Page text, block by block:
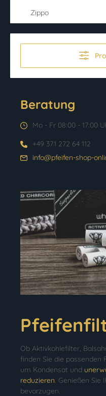
Zippo
Beratung
Mo - Fr 08:00 - 17:00
+49 371 272 64 112
info@pfeifen-shop-
Ob Aktivkohlefilter,
finden Sie die passenden
um Kondensat und
reduzieren. Genießen Sie
bevorzugen.